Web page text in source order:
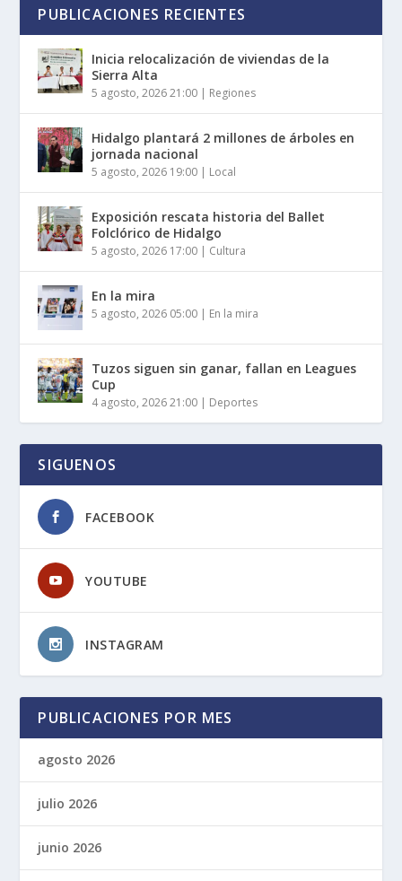
PUBLICACIONES RECIENTES
Inicia relocalización de viviendas de la
Sierra Alta
5 agosto, 2026 21:00 | Regiones
Hidalgo plantará 2 millones de árboles en
jornada nacional
5 agosto, 2026 19:00 | Local
Exposición rescata historia del Ballet
Folclórico de Hidalgo
5 agosto, 2026 17:00 | Cultura
En la mira
5 agosto, 2026 05:00 | En la mira
Tuzos siguen sin ganar, fallan en Leagues
Cup
4 agosto, 2026 21:00 | Deportes
SIGUENOS
FACEBOOK
YOUTUBE
INSTAGRAM
PUBLICACIONES POR MES
agosto 2026
julio 2026
junio 2026